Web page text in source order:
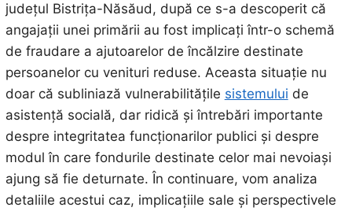
județul Bistrița-Năsăud, după ce s-a descoperit că
angajații unei primării au fost implicați într-o schemă
de fraudare a ajutoarelor de încălzire destinate
persoanelor cu venituri reduse. Aceasta situație nu
doar că subliniază vulnerabilitățile sistemului de
asistență socială, dar ridică și întrebări importante
despre integritatea funcționarilor publici și despre
modul în care fondurile destinate celor mai nevoiași
ajung să fie deturnate. În continuare, vom analiza
detaliile acestui caz, implicațiile sale și perspectivele